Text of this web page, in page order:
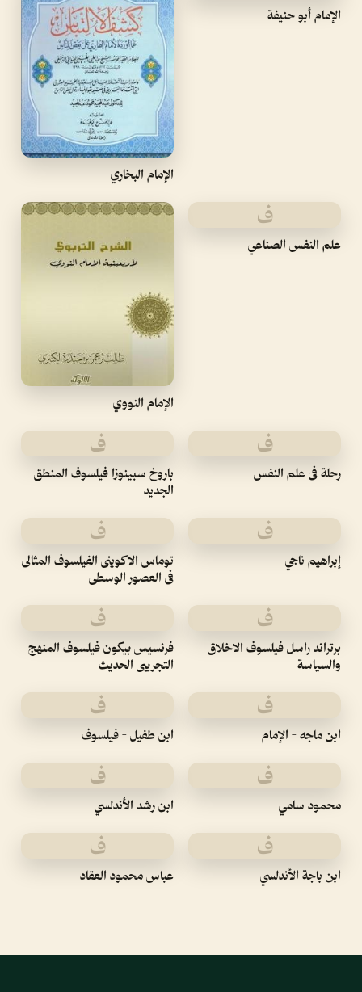
الإمام أبو حنيفة
الإمام البخاري
ف
علم النفس الصناعي
الإمام النووي
ف
رحلة فى علم النفس
ف
باروخ سبينوزا فيلسوف المنطق
الجديد
ف
إبراهيم ناجي
ف
توماس الاكوينى الفيلسوف المثالى
فى العصور الوسطى
ف
برتراند راسل فيلسوف الاخلاق
والسياسة
ف
فرنسيس بيكون فيلسوف المنهج
التجريبى الحديث
ف
ابن ماجه - الإمام
ف
ابن طفيل - فيلسوف
ف
محمود سامي
ف
ابن رشد الأندلسي
ف
ابن باجة الأندلسي
ف
عباس محمود العقاد